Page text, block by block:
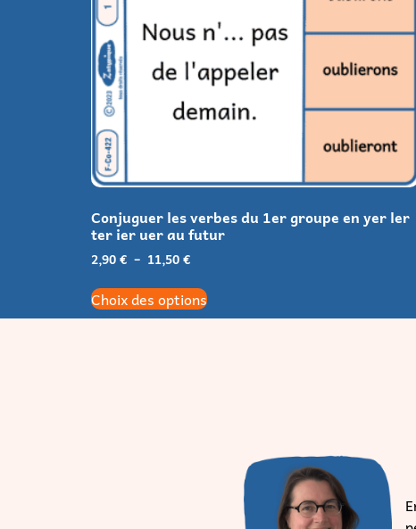
Conjuguer les verbes du 1er groupe en yer ler
ter ier uer au futur
2,90€ 11,50€
Choix des options